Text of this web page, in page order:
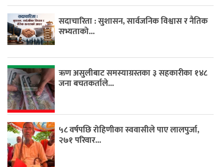
सदाचारिता : सुशासन, सार्वजनिक विश्वास र नैतिक
सभ्यताको...
ऋण असुलीबाट समस्याग्रस्तका ३ सहकारीका १४८
जना बचतकर्ताले...
५८ वर्षपछि रोहिणीका स्ववासीले पाए लालपुर्जा,
२७१ परिवार...